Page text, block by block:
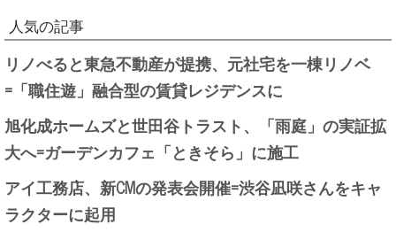
人気の記事
リノべると東急不動産が提携、元社宅を一棟リノベ
=「職住遊」融合型の賃貸レジデンスに
旭化成ホームズと世田谷トラスト、「雨庭」の実証拡
大へ=ガーデンカフェ「ときそら」に施工
アイ工務店、新CMの発表会開催=渋谷凪咲さんをキャ
ラクターに起用